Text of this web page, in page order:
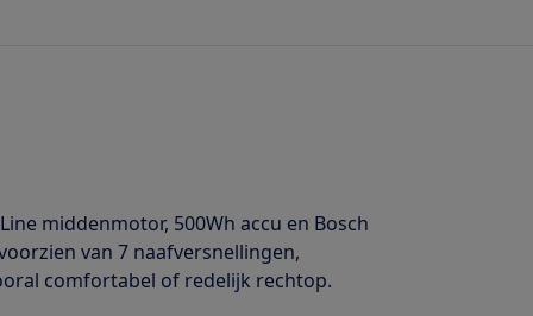
middenmotor, 500Wh accu en Bosch
van 7 naafversnellingen,
comfortabel of redelijk rechtop.